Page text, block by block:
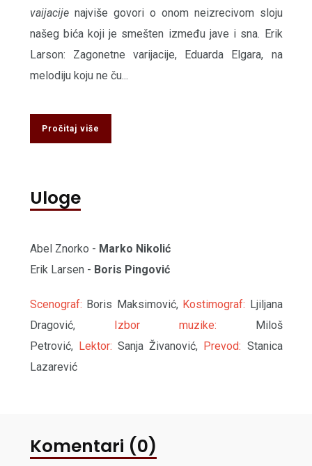
vaijacijenajviše govori o onom neizrecivom sloju
našeg bića koji je smešten između jave i sna. Erik
Larson: Zagonetne varijacije, Eduarda Elgara, na
melodiju koju ne ču...
Pročitaj više
Uloge
Abel Znorko - Marko Nikolić
Erik Larsen - Boris Pingović
Scenograf: Boris Maksimović, Kostimograf: Ljiljana
Dragović,
Izbor muzike: Miloš
Petrović, Lektor: Sanja Živanović, Prevod: Stanica
Lazarević
Komentari (0)